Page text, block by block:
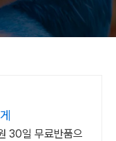
30일 무료반품으